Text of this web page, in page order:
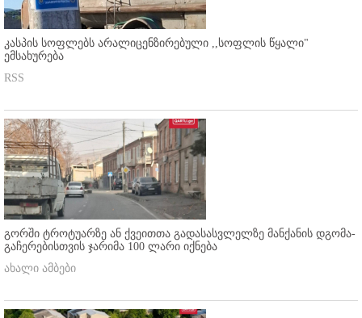
კასპის სოფლებს არალიცენზირებული ,,სოფლის წყალი"
ემსახურება
RSS
გორში ტროტუარზე ან ქვეითთა გადასასვლელზე მანქანის დგომა-
გაჩერებისთვის ჯარიმა 100 ლარი იქნება
ახალი ამბები